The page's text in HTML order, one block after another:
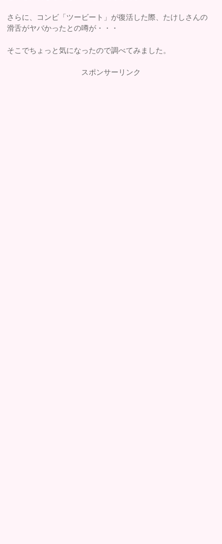
さらに、コンビ「ツービート」が復活した際、たけしさんの
滑舌がヤバかったとの噂が・・・
そこでちょっと気になったので調べてみました。
スポンサーリンク